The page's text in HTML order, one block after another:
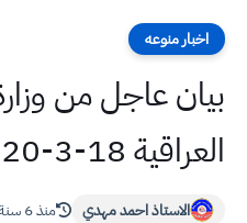
اخبار منوعه
بيان عاجل من
العراقية 18-3-2020
الاستاذ احمد مهدي منذ 6 سنة